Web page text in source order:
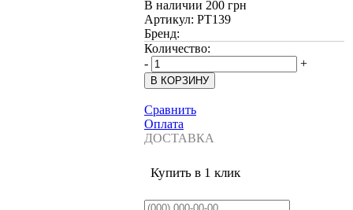
В наличии 200 грн
Артикул: PT139
Бренд:
Количество:
-
+
Сравнить
Оплата
ДОСТАВКА
Купить в 1 клик